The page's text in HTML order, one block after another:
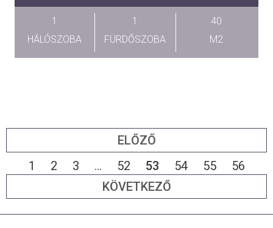
1
HÁLÓSZOBA
1
FÜRDŐSZOBA
40
M2
ELŐZŐ
1
2 3 ... 52 53 54 55
56
KÖVETKEZŐ